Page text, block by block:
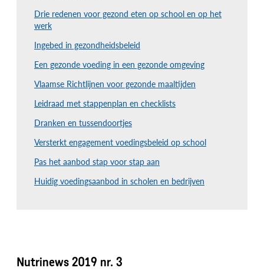
Drie redenen voor gezond eten op school en op het
werk
Ingebed in gezondheidsbeleid
Een gezonde voeding in een gezonde omgeving
Vlaamse Richtlijnen voor gezonde maaltijden
Leidraad met stappenplan en checklists
Dranken en tussendoortjes
Versterkt engagement voedingsbeleid op school
Pas het aanbod stap voor stap aan
Huidig voedingsaanbod in scholen en bedrijven
Nutrinews 2019 nr. 3